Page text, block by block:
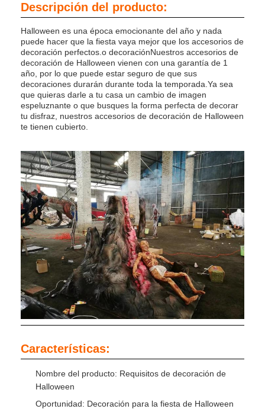
Descripción del producto:
Halloween es una época emocionante del año y nada
puede hacer que la fiesta vaya mejor que los accesorios de
decoración perfectos.o decoraciónNuestros accesorios de
decoración de Halloween vienen con una garantía de 1
año, por lo que puede estar seguro de que sus
decoraciones durarán durante toda la temporada.Ya sea
que quieras darle a tu casa un cambio de imagen
espeluznante o que busques la forma perfecta de decorar
tu disfraz, nuestros accesorios de decoración de Halloween
te tienen cubierto.
Características:
Nombre del producto: Requisitos de decoración de
Halloween
Oportunidad: Decoración para la fiesta de Halloween